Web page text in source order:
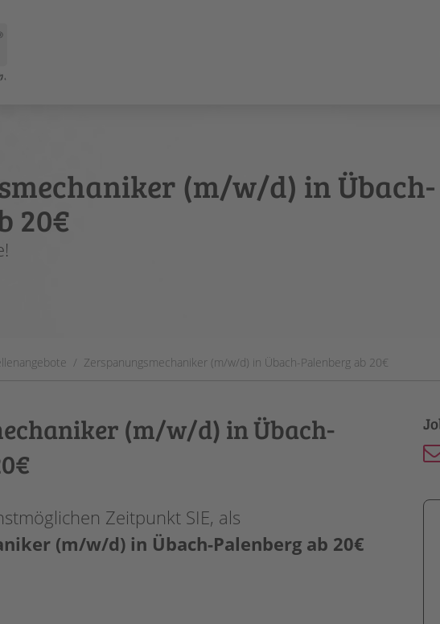
(m/w/d) in Übach-
20€
Zerspanungsmechaniker (m/w/d) in Übach-Palenberg ab 20€
(m/w/d) in Übach-
Zeitpunkt SIE, als
(m/w/d) in Übach-Palenberg ab 20€